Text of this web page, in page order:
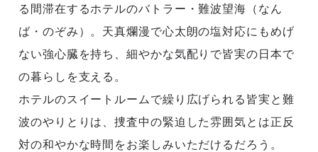
る間滞在するホテルのバトラー・難波望海（なん
ば・のぞみ）。天真爛漫で心太朗の塩対応にもめげ
ない強心臓を持ち、細やかな気配りで皆実の日本で
の暮らしを支える。
ホテルのスイートルームで繰り広げられる皆実と難
波のやりとりは、捜査中の緊迫した雰囲気とは正反
対の和やかな時間をお楽しみいただけるだろう。